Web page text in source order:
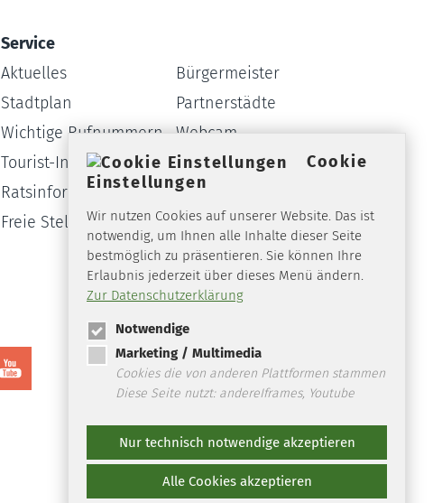
Service
Aktuelles
Bürgermeister
Stadtplan
Partnerstädte
Wichtige Rufnummern
Webcam
Tourist-Info
Formulare
RatsinformationssystemAmtsblatt
Freie Stellen
Cookie
Einstellungen
Wir nutzen Cookies auf unserer Website. Das ist
notwendig, um Ihnen alle Inhalte dieser Seite
bestmöglich zu präsentieren. Sie können Ihre
Erlaubnis jederzeit über dieses Menü ändern.
Zur Datenschutzerklärung
Notwendige
Marketing / Multimedia
Cookies die von anderen Plattformen stammen
Diese Seite nutzt: andereIframes, Youtube
Nur technisch notwendige akzeptieren
Alle Cookies akzeptieren